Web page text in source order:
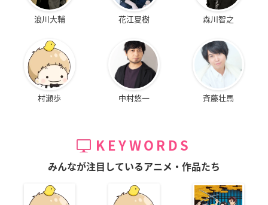
浪川大輔 花江夏樹 森川智之
村瀬歩 中村悠一 斉藤壮馬
KEYWORDS
みんなが注目しているアニメ・作品たち